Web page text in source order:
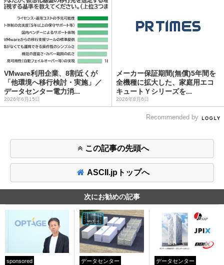
VMware利用企業、8割近くが
「他環境へ移行検討・実施」／
データセンター電力消...
2026年6月15日
メーカー保証期間(無償)5年間を
全機種に拡大した、家庭用エコ
キュートＹシリーズを...
2026年8月6日
Recommended by
この記事の先頭へ
ASCII.jpトップへ
次にお勧めの記事
sponsored データセンター データセンター